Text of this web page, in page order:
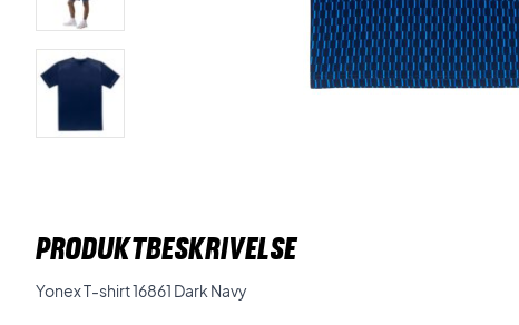
PRODUKTBESKRIVELSE
Yonex T-shirt 16861 Dark Navy